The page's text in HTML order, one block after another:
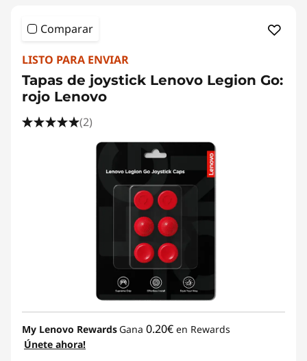
Comparar
LISTO PARA ENVIAR
Tapas de joystick Lenovo Legion Go:
rojo Lenovo
(2)
My Lenovo Rewards Gana 0.20€ en Rewards
Únete ahora!